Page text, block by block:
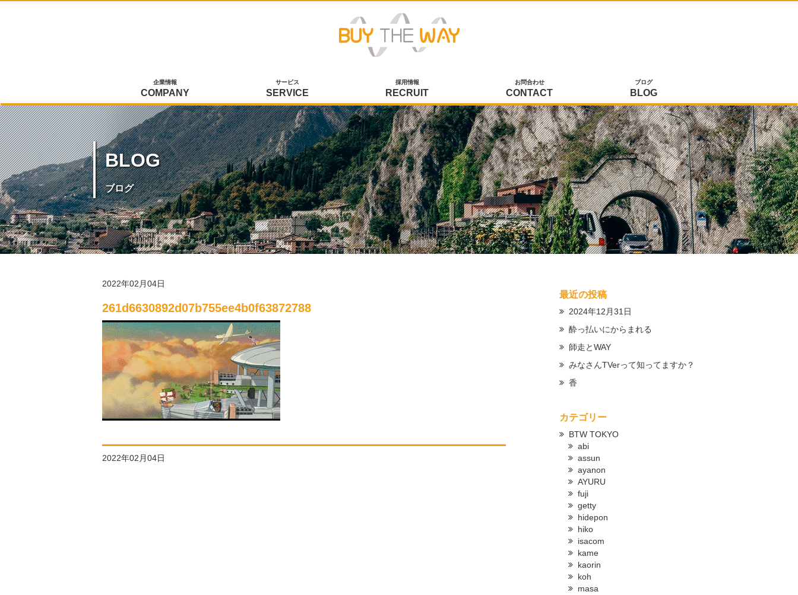
企業情報
COMPANY
サービス
SERVICE
採用情報
RECRUIT
お問合わせ
CONTACT
ブログ
BLOG
BLOG
ブログ
2022年02月04日
261d6630892d07b755ee4b0f63872788
2022年02月04日
最近の投稿
2024年12月31日
酔っ払いにからまれる
師走とWAY
みなさんTVerって知ってますか？
香
カテゴリー
BTW TOKYO
abi
assun
ayanon
AYURU
fuji
getty
hidepon
hiko
isacom
kame
kaorin
koh
masa